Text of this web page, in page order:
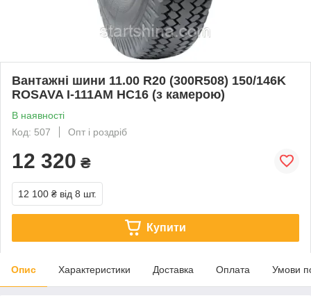
Вантажні шини 11.00 R20 (300R508) 150/146K
ROSAVA І-111АМ НС16 (з камерою)
В наявності
Код: 507
Опт і роздріб
12 320 ₴
12 100 ₴ від 8 шт.
Купити
Опис Характеристики Доставка Оплата Умови